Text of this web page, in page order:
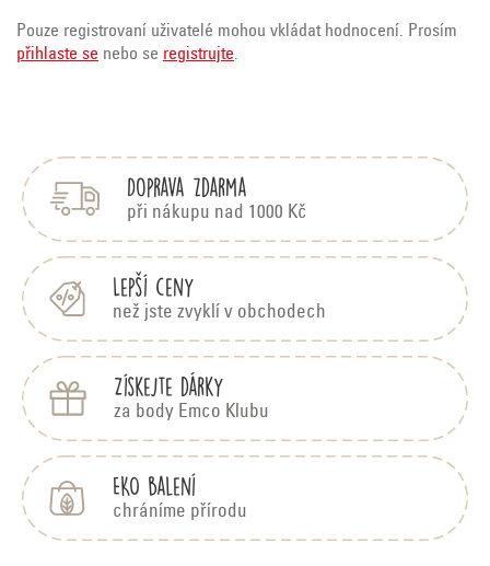
Pouze registrovaní uživatelé mohou vkládat hodnocení. Prosím
přihlaste se nebo se registrujte.
Doprava zdarma
při nákupu nad 1000 Kč
Lepší ceny
než jste zvyklí v obchodech
Získejte dárky
za body Emco Klubu
EKO balení
chráníme přírodu